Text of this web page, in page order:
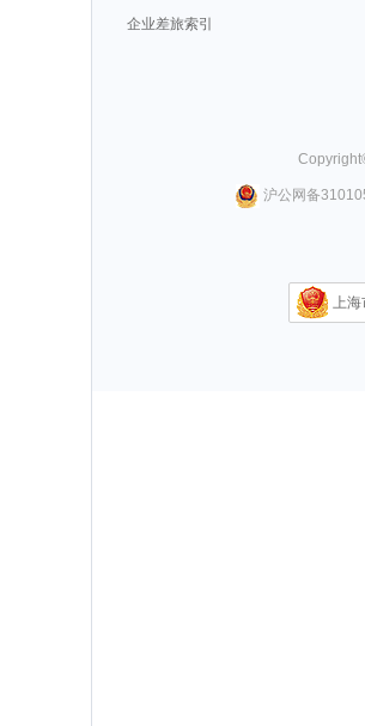
企业差旅索引
沪公网备
上